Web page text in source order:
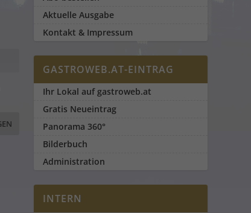
Aktuelle Ausgabe
Kontakt & Impressum
GASTROWEB.AT-EINTRAG
Ihr Lokal auf gastroweb.at
Gratis Neueintrag
Panorama 360°
Bilderbuch
Administration
INTERN